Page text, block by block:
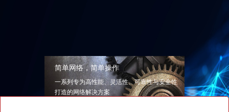
简单网络，简单操作
一系列专为高性能、灵活性、可靠性与安全性
打造的网络解决方案